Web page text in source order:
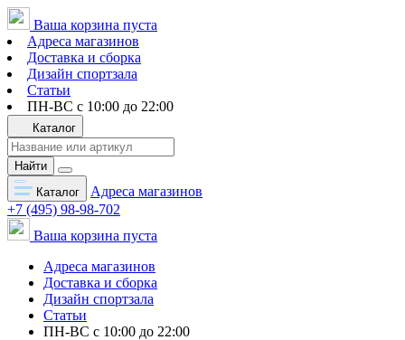
Ваша корзина пуста
Адреса магазинов
Доставка и сборка
Дизайн спортзала
Статьи
ПН-ВС с 10:00 до 22:00
Каталог
Найти
Каталог
Адреса магазинов
+7 (495) 98-98-702
Ваша корзина пуста
Адреса магазинов
Доставка и сборка
Дизайн спортзала
Статьи
ПН-ВС с 10:00 до 22:00